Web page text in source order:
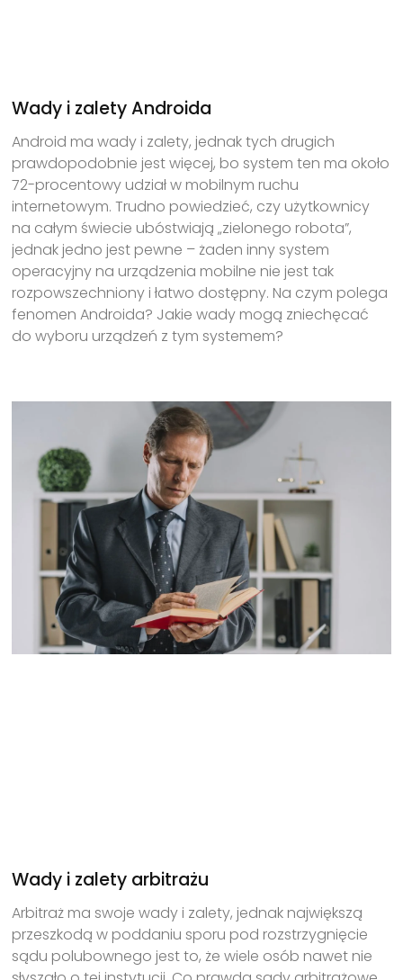
Wady i zalety Androida
Android ma wady i zalety, jednak tych drugich
prawdopodobnie jest więcej, bo system ten ma około
72-procentowy udział w mobilnym ruchu
internetowym. Trudno powiedzieć, czy użytkownicy
na całym świecie ubóstwiają „zielonego robota”,
jednak jedno jest pewne – żaden inny system
operacyjny na urządzenia mobilne nie jest tak
rozpowszechniony i łatwo dostępny. Na czym polega
fenomen Androida? Jakie wady mogą zniechęcać
do wyboru urządzeń z tym systemem?
Wady i zalety arbitrażu
Arbitraż ma swoje wady i zalety, jednak największą
przeszkodą w poddaniu sporu pod rozstrzygnięcie
sądu polubownego jest to, że wiele osób nawet nie